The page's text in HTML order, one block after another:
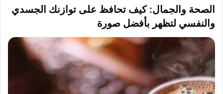
الصحة والجمال: كيف تحافظ على توازنك الجسدي
والنفسي لتظهر بأفضل صورة